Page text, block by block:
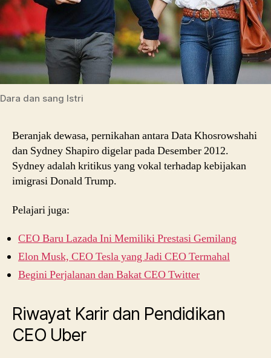
Dara dan sang Istri
Beranjak dewasa, pernikahan antara Data Khosrowshahi
dan Sydney Shapiro digelar pada Desember 2012.
Sydney adalah kritikus yang vokal terhadap kebijakan
imigrasi Donald Trump.
Pelajari juga:
CEO Baru Lazada Ini Memiliki Prestasi Gemilang
Elon Musk, CEO Tesla yang Jadi CEO Termahal
Begini Perjalanan dan Bakat CEO Twitter
Riwayat Karir dan Pendidikan
CEO Uber